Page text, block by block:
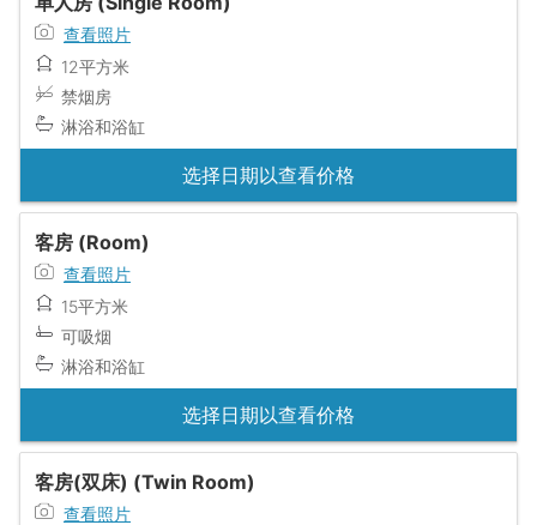
查看照片
12平方米
禁烟房
淋浴和浴缸
选择日期以查看价格
客房 (Room)
查看照片
15平方米
可吸烟
淋浴和浴缸
选择日期以查看价格
客房(双床) (Twin Room)
查看照片